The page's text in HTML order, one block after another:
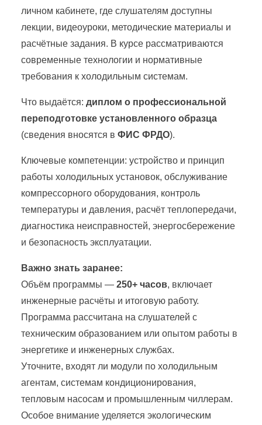
личном кабинете, где слушателям доступны
лекции, видеоуроки, методические материалы и
расчётные задания. В курсе рассматриваются
современные технологии и нормативные
требования к холодильным системам.
Что выдаётся: диплом о профессиональной
переподготовке установленного образца
(сведения вносятся в ФИС ФРДО).
Ключевые компетенции: устройство и принцип
работы холодильных установок, обслуживание
компрессорного оборудования, контроль
температуры и давления, расчёт теплопередачи,
диагностика неисправностей, энергосбережение
и безопасность эксплуатации.
Важно знать заранее:
Объём программы — 250+ часов, включает
инженерные расчёты и итоговую работу.
Программа рассчитана на слушателей с
техническим образованием или опытом работы в
энергетике и инженерных службах.
Уточните, входят ли модули по холодильным
агентам, системам кондиционирования,
тепловым насосам и промышленным чиллерам.
Особое внимание уделяется экологическим